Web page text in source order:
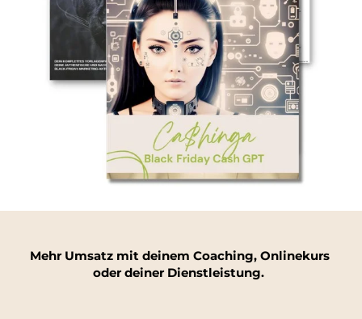
Mehr Umsatz mit deinem Coaching, Onlinekurs
oder deiner Dienstleistung.